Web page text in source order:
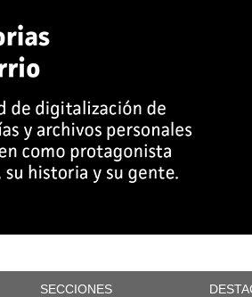
SECCIONES